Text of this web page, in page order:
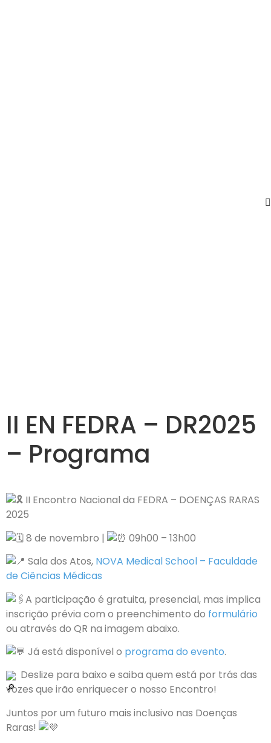
II EN FEDRA – DR2025
– Programa
II Encontro Nacional da FEDRA – DOENÇAS RARAS
2025
8 de novembro |
09h00 – 13h00
Sala dos Atos, NOVA Medical School – Faculdade
de Ciências Médicas
A participação é gratuita, presencial, mas implica
inscrição prévia com o preenchimento do formulário
ou através do QR na imagem abaixo.
Já está disponível o programa do evento.
Deslize para baixo e saiba quem está por trás das
vozes que irão enriquecer o nosso Encontro!
Juntos por um futuro mais inclusivo nas Doenças
Raras!